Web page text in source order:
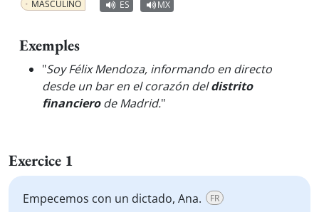
MASCULINO ES MX
Exemples
"Soy Félix Mendoza, informando en directo
desde un bar en el corazón deldistrito
financierode Madrid."
Exercice 1
Empecemos con un dictado, Ana. FR